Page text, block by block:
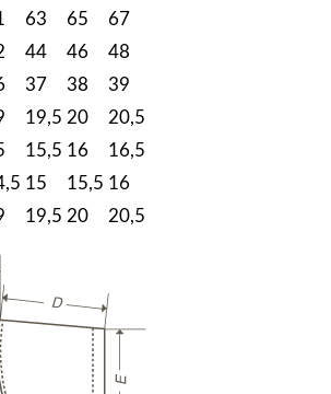
63 65
67
44 46
48
37 38
39
19,5 20
20,5
15,5 16
16,5
15 15,5 16
19,5 20 20,5